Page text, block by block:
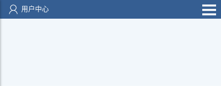
用户中心